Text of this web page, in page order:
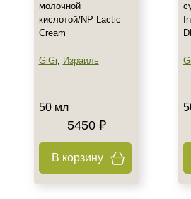
молочной
кислотой/NP Lactic
Cream
GiGi, Израиль
50 мл
5450 ₽
В корзину
+7 (495) 640-